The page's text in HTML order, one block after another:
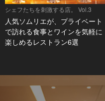
シェフたちを刺激する店。 Vol.3
人気ソムリエが、プライベート
で訪れる食事とワインを気軽に
楽しめるレストラン6選